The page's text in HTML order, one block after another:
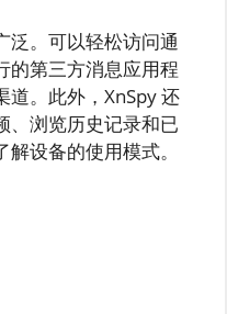
泛。可以轻松访问通
的第三方消息应用程
道。此外，XnSpy 还
、浏览历史记录和已
设备的使用模式。